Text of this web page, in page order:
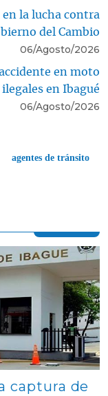
la lucha contra
del Cambio
06/Agosto/2026
en moto
en Ibagué
06/Agosto/2026
agentes de tránsito
captura de